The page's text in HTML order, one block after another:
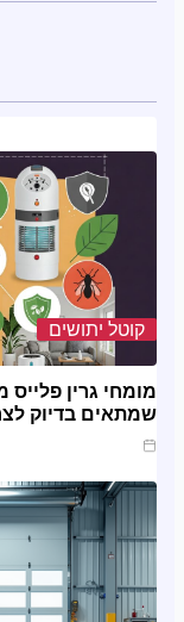
קוטל יתושים
מומחי גרין פלייס
שמתאים בדיוק
מרץ 20, 2025